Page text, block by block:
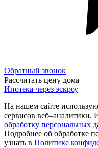
Обратный звонок
Рассчитать цену дома
Ипотека через эскроу
На нашем сайте
сервисов веб–аналитики.
обработку персональных
Подробнее об обработке
узнать в Политике